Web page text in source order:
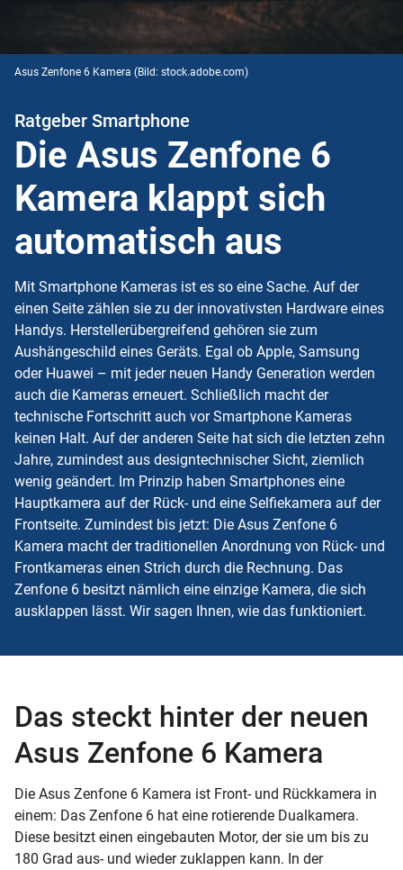
Asus Zenfone 6 Kamera (Bild: stock.adobe.com)
Ratgeber Smartphone
Die Asus Zenfone 6
Kamera klappt sich
automatisch aus
Mit Smartphone Kameras ist es so eine Sache. Auf der
einen Seite zählen sie zu der innovativsten Hardware eines
Handys. Herstellerübergreifend gehören sie zum
Aushängeschild eines Geräts. Egal ob Apple, Samsung
oder Huawei – mit jeder neuen Handy Generation werden
auch die Kameras erneuert. Schließlich macht der
technische Fortschritt auch vor Smartphone Kameras
keinen Halt. Auf der anderen Seite hat sich die letzten zehn
Jahre, zumindest aus designtechnischer Sicht, ziemlich
wenig geändert. Im Prinzip haben Smartphones eine
Hauptkamera auf der Rück- und eine Selfiekamera auf der
Frontseite. Zumindest bis jetzt: Die Asus Zenfone 6
Kamera macht der traditionellen Anordnung von Rück- und
Frontkameras einen Strich durch die Rechnung. Das
Zenfone 6 besitzt nämlich eine einzige Kamera, die sich
ausklappen lässt. Wir sagen Ihnen, wie das funktioniert.
Das steckt hinter der neuen
Asus Zenfone 6 Kamera
Die Asus Zenfone 6 Kamera ist Front- und Rückkamera in
einem: Das Zenfone 6 hat eine rotierende Dualkamera.
Diese besitzt einen eingebauten Motor, der sie um bis zu
180 Grad aus- und wieder zuklappen kann. In der